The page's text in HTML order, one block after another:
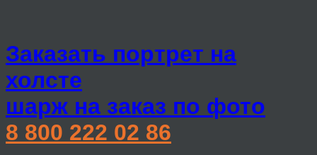
Заказать портрет на
холсте
шарж на заказ по фото
8 800 222 02 86